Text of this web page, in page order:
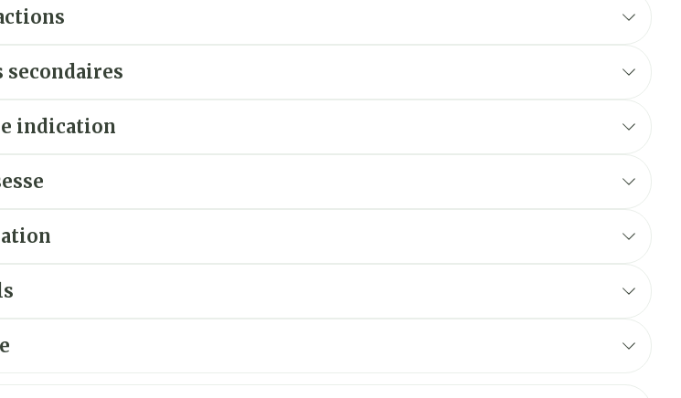
de la composante anxieuse des états psychotiques et des dépressions sévères, dans le
thérapie adjuvante est indiquée
secondaires
indication
usuelle: 2 - 3 mg /jour, répartis en plusieurs prises
inégales, prendre la dose la plus élevée au coucher